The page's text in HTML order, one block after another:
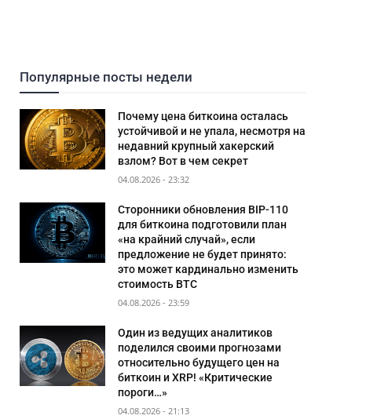
Популярные посты недели
Почему цена биткоина осталась
устойчивой и не упала, несмотря на
недавний крупный хакерский
взлом? Вот в чем секрет
04.08.2026 - 23:32
Сторонники обновления BIP-110
для биткоина подготовили план
«на крайний случай», если
предложение не будет принято:
это может кардинально изменить
стоимость BTC
04.08.2026 - 23:59
Один из ведущих аналитиков
поделился своими прогнозами
относительно будущего цен на
биткоин и XRP! «Критические
пороги…»
04.08.2026 - 21:13